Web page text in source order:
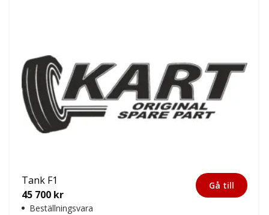
Tank F1
45 700 kr
Beställningsvara
Gå till